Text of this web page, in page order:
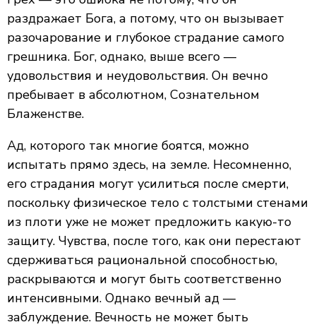
раздражает Бога, а потому, что он вызывает
разочарование и глубокое страдание самого
грешника. Бог, однако, выше всего —
удовольствия и неудовольствия. Он вечно
пребывает в абсолютном, Сознательном
Блаженстве.
Ад, которого так многие боятся, можно
испытать прямо здесь, на земле. Несомненно,
его страдания могут усилиться после смерти,
поскольку физическое тело с толстыми стенами
из плоти уже не может предложить какую-то
защиту. Чувства, после того, как они перестают
сдерживаться рациональной способностью,
раскрываются и могут быть соответственно
интенсивными. Однако вечный ад —
заблуждение. Вечность не может быть